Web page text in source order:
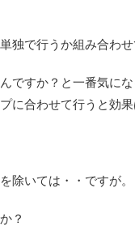
独で行うか組み合わ
ですか？と一番気に
に合わせて行うと効果
除いては・・ですが。
？